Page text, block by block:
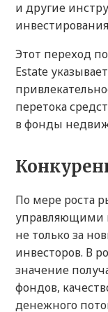
и другие
Этот переход
Estate
перетока
в фонды
По мере роста
управляющими
не только за
инвесторов. В
значение
фондов,
денежного